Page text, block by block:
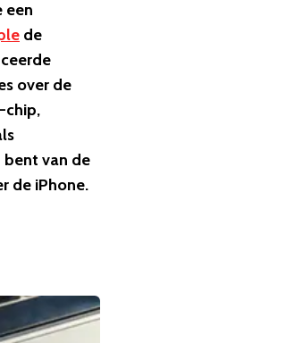
een
de
over de
chip,
bent van de
de iPhone.